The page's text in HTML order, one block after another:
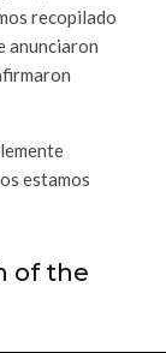
recopilado
anunciaron
estamos
of the